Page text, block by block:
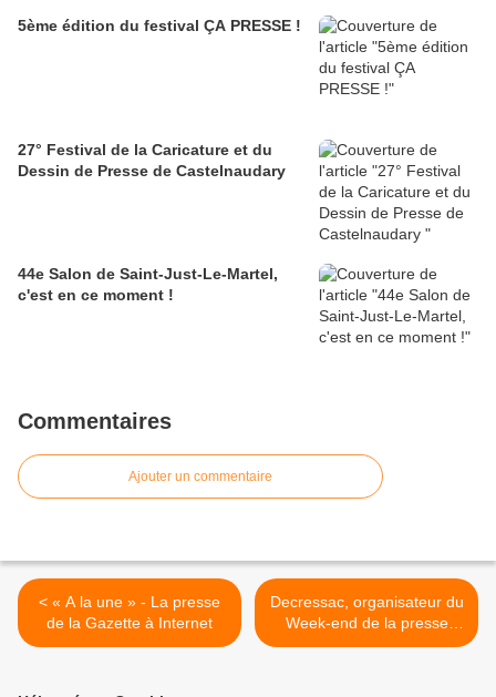
5ème édition du festival ÇA PRESSE !
27° Festival de la Caricature et du
Dessin de Presse de Castelnaudary
44e Salon de Saint-Just-Le-Martel,
c'est en ce moment !
Commentaires
Ajouter un commentaire
< « A la une » - La presse
de la Gazette à Internet
Decressac, organisateur du
Week-end de la presse
indépendante (Belgique) :